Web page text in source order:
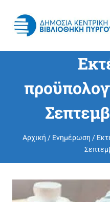
content
Αρχική / Ενημέρωση /